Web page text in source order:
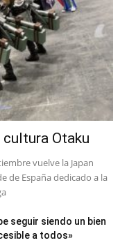
Otaku
vuelve la Japan
de España dedicado a la
seguir siendo un bien
a todos»